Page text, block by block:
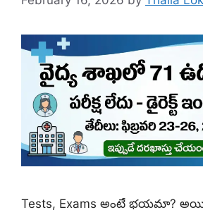
Tests, Exams అంటే భయమా?